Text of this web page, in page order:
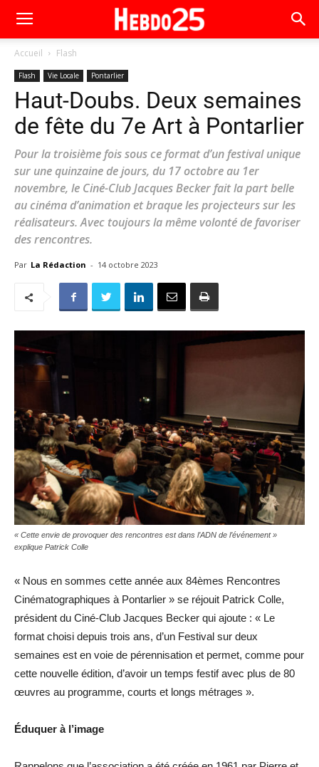
Accueil Flash
Flash Vie Locale Pontarlier
Haut-Doubs. Deux semaines
de fête du 7e Art à Pontarlier
Pour la troisième fois sous ce format d’un festival unique
sur une quinzaine de jours, du 17 octobre au 1er
novembre, le Ciné-Club Jacques Becker fait la part belle
au cinéma d’animation et braque les projecteurs sur les
réalisateurs. Avec toujours la même volonté de favoriser
des rencontres.
Par La Rédaction - 14 octobre 2023
« Cette envie de provoquer des rencontres est dans l’ADN de l’événement »
explique Patrick Colle
« Nous en sommes cette année aux 84èmes Rencontres
Cinématographiques à Pontarlier » se réjouit Patrick Colle,
président du Ciné-Club Jacques Becker qui ajoute : « Le
format choisi depuis trois ans, d’un Festival sur deux
semaines est en voie de pérennisation et permet, comme pour
cette nouvelle édition, d’avoir un temps festif avec plus de 80
œuvres au programme, courts et longs métrages ».
Éduquer à l’image